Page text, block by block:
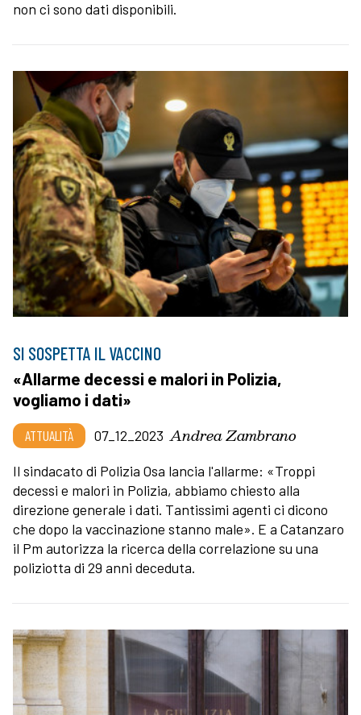
non ci sono dati disponibili.
SI SOSPETTA IL VACCINO
«Allarme decessi e malori in Polizia,
vogliamo i dati»
ATTUALITÀ 07_12_2023 Andrea Zambrano
Il sindacato di Polizia Osa lancia l'allarme: «Troppi
decessi e malori in Polizia, abbiamo chiesto alla
direzione generale i dati. Tantissimi agenti ci dicono
che dopo la vaccinazione stanno male». E a Catanzaro
il Pm autorizza la ricerca della correlazione su una
poliziotta di 29 anni deceduta.